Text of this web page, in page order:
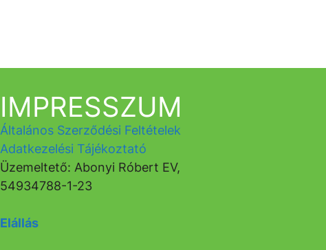
IMPRESSZUM
Általános Szerződési Feltételek
Adatkezelési Tájékoztató
Üzemeltető: Abonyi Róbert EV,
54934788-1-23
Elállás